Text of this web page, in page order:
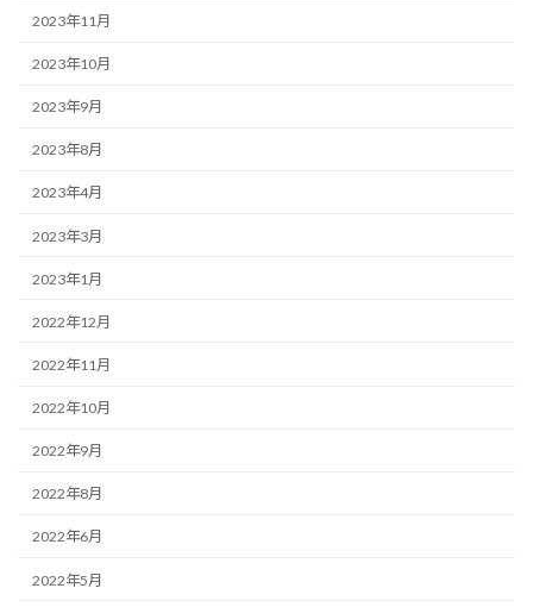
2023年11月
2023年10月
2023年9月
2023年8月
2023年4月
2023年3月
2023年1月
2022年12月
2022年11月
2022年10月
2022年9月
2022年8月
2022年6月
2022年5月